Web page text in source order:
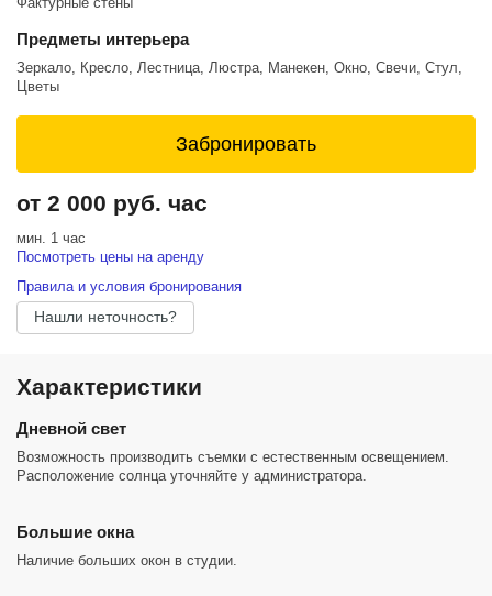
Предметы интерьера
Зеркало, Кресло, Лестница, Люстра, Манекен, Окно, Свечи, Стул,
Цветы
Забронировать
от 2 000 руб. час
мин. 1 час
Посмотреть цены на аренду
Правила и условия бронирования
Нашли неточность?
Характеристики
Дневной свет
Возможность производить съемки с естественным освещением.
Расположение солнца уточняйте у администратора.
Большие окна
Наличие больших окон в студии.